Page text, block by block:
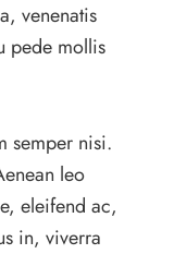
venenatis
pede mollis
semper nisi.
leo
eleifend ac,
in, viverra